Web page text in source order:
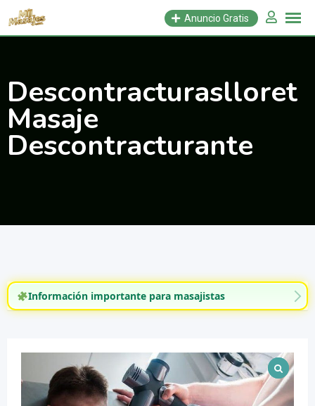
Saltar
Anuncio Gratis
Descontracturaslloret
Masaje
Descontracturante
Información importante para masajistas